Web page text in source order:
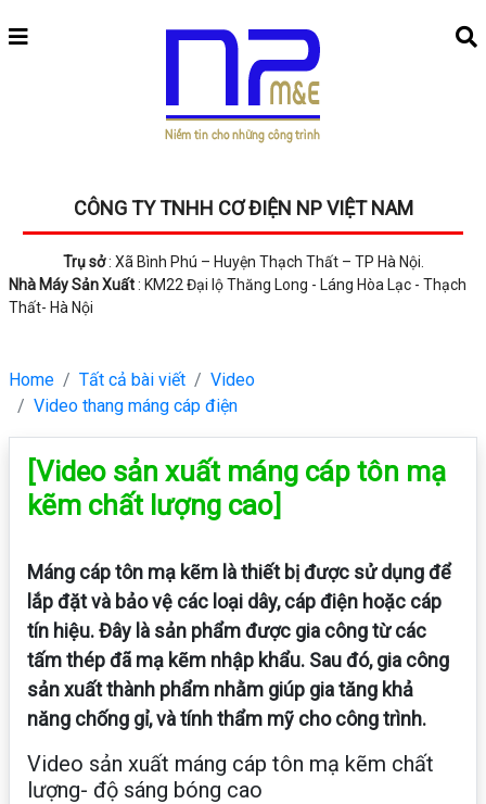
CÔNG TY TNHH CƠ ĐIỆN NP VIỆT NAM
Trụ sở: Xã Bình Phú – Huyện Thạch Thất – TP Hà Nội.
Nhà Máy Sản Xuất: KM22 Đại lộ Thăng Long - Láng Hòa Lạc - Thạch
Thất- Hà Nội
Home Tất cả bài viết
Video
Video thang máng cáp điện
[Video sản xuất máng cáp tôn mạ
kẽm chất lượng cao]
Máng cáp tôn mạ kẽm là thiết bị được sử dụng để
lắp đặt và bảo vệ các loại dây, cáp điện hoặc cáp
tín hiệu. Đây là sản phẩm được gia công từ các
tấm thép đã mạ kẽm nhập khẩu. Sau đó, gia công
sản xuất thành phẩm nhằm giúp gia tăng khả
năng chống gỉ, và tính thẩm mỹ cho công trình.
Video sản xuất máng cáp tôn mạ kẽm chất
lượng- độ sáng bóng cao